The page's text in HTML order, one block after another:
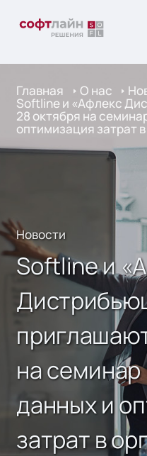
Главная О нас
Softline и «Афлекс
28 октября на
оптимизация затрат
Новости
Softline и
на
данных и
затрат в